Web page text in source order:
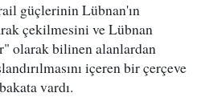
güçlerinin Lübnan'ın
çekilmesini ve Lübnan
olarak bilinen alanlardan
içeren bir çerçeve
vardı.